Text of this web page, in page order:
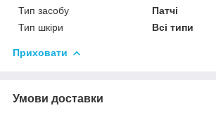
Тип засобу
Патчі
Тип шкіри
Всі типи
Приховати
Умови доставки